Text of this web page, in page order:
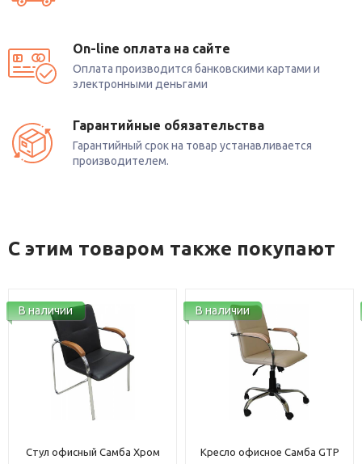
On-line оплата на сайте
Оплата производится банковскими картами и
электронными деньгами
Гарантийные обязательства
Гарантийный срок на товар устанавливается
производителем.
С этим товаром также покупают
В наличии
Стул офисный Самба Хром
В наличии
Кресло офисное Самба GTP